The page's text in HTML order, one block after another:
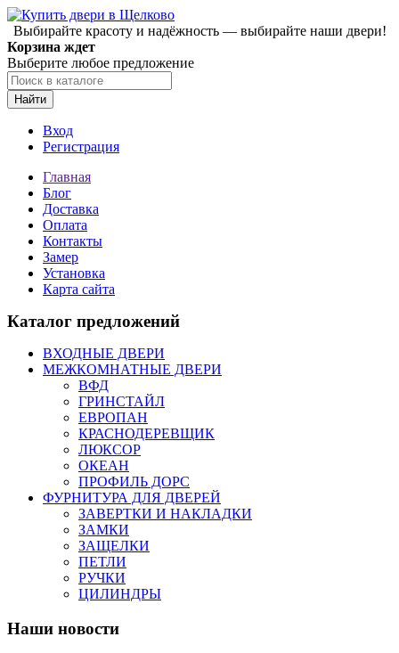
Выбирайте красоту и надёжность — выбирайте наши двери!
Корзина ждет
Выберите любое предложение
Найти
Вход
Регистрация
Главная
Блог
Доставка
Оплата
Контакты
Замер
Установка
Карта сайта
Каталог предложений
ВХОДНЫЕ ДВЕРИ
МЕЖКОМНАТНЫЕ ДВЕРИ
ВФД
ГРИНСТАЙЛ
ЕВРОПАН
КРАСНОДЕРЕВЩИК
ЛЮКСОР
ОКЕАН
ПРОФИЛЬ ДОРС
ФУРНИТУРА ДЛЯ ДВЕРЕЙ
ЗАВЕРТКИ И НАКЛАДКИ
ЗАМКИ
ЗАЩЕЛКИ
ПЕТЛИ
РУЧКИ
ЦИЛИНДРЫ
Наши новости